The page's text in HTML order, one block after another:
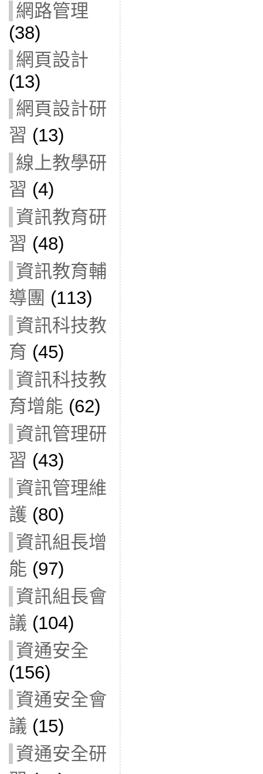
網路管理
(38)
網頁設計
(13)
網頁設計研
習 (13)
線上教學研
習 (4)
資訊教育研
習 (48)
資訊教育輔
導團 (113)
資訊科技教
育 (45)
資訊科技教
育增能 (62)
資訊管理研
習 (43)
資訊管理維
護 (80)
資訊組長增
能 (97)
資訊組長會
議 (104)
資通安全
(156)
資通安全會
議 (15)
資通安全研